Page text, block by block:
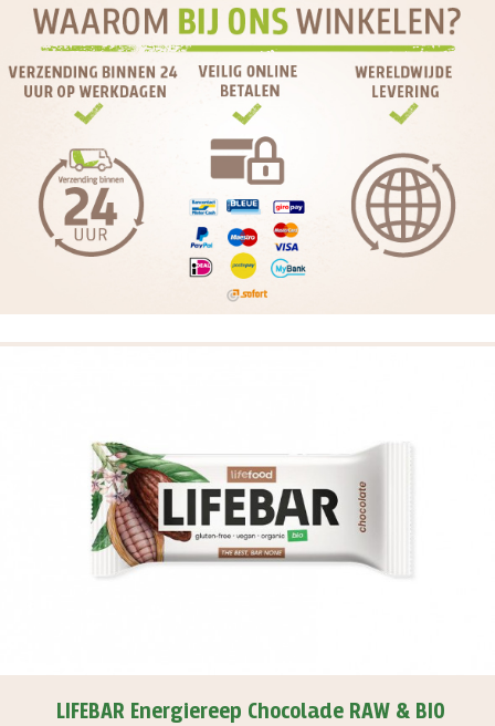
LIFEBAR Energiereep Chocolade RAW & BIO